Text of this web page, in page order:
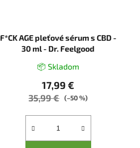
F*CK AGE pleťové sérum s CBD -
30 ml - Dr. Feelgood
📦 Skladom
17,99 €
35,99 € (–50 %)